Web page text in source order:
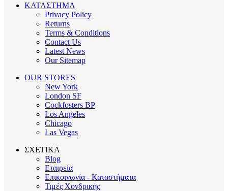
ΚΑΤΑΣΤΗΜΑ
Privacy Policy
Returns
Terms & Conditions
Contact Us
Latest News
Our Sitemap
OUR STORES
New York
London SF
Cockfosters BP
Los Angeles
Chicago
Las Vegas
ΣΧΕΤΙΚΑ
Blog
Εταιρεία
Επικοινωνία - Καταστήματα
Τιμές Χονδρικής